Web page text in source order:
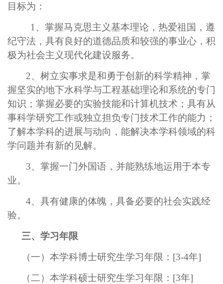
目标为：
1、 掌握马克思主义基本理论，热爱祖国，遵
纪守法，具有良好的道德品质和较强的事业心，积
极为社会主义现代化建设服务。
2、 树立实事求是和勇于创新的科学精神，掌
握坚实的地下水科学与工程基础理论和系统的专门
知识；掌握必要的实验技能和计算机技术；具有从
事科学研究工作或独立担负专门技术工作的能力；
了解本学科的进展与动向，能解决本学科领域的科
学问题并有新的见解。
3、掌握一门外国语，并能熟练地运用于本专
业。
4、具有健康的体魄，具备必要的社会实践经
验。
三、学习年限
（一）本学科博士研究生学习年限：[3-4年]
（二）本学科硕士研究生学习年限：[3年]